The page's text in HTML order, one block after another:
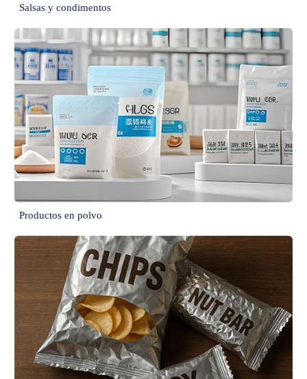
Salsas y condimentos
Productos en polvo